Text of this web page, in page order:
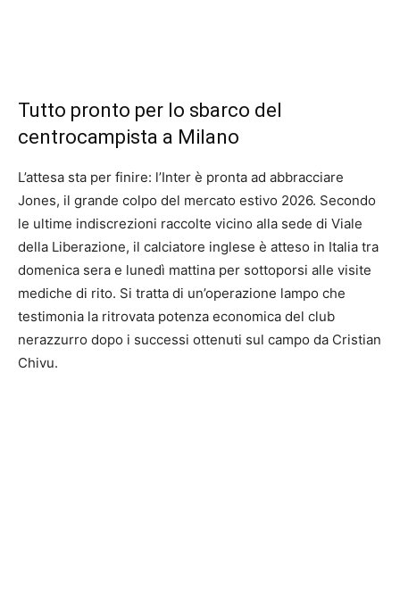
Tutto pronto per lo sbarco del
centrocampista a Milano
L’attesa sta per finire: l’Inter è pronta ad abbracciare
Jones, il grande colpo del mercato estivo 2026. Secondo
le ultime indiscrezioni raccolte vicino alla sede di Viale
della Liberazione, il calciatore inglese è atteso in Italia tra
domenica sera e lunedì mattina per sottoporsi alle visite
mediche di rito. Si tratta di un’operazione lampo che
testimonia la ritrovata potenza economica del club
nerazzurro dopo i successi ottenuti sul campo da Cristian
Chivu.